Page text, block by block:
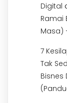
Digital
Ramai
Masa)
7
Tak
Bisnes